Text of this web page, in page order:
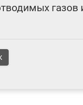
газов